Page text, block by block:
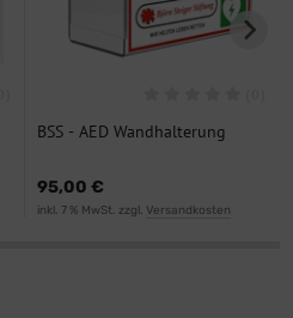
BSS - AED Wandhalterung
95,00 €
inkl. 7 % MwSt. zzgl. Versandkosten